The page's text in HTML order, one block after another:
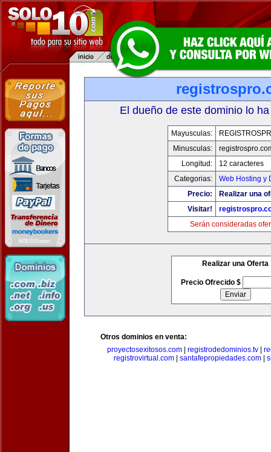
El dueño de este dominio lo
Mayusculas:
Minusculas:
Longitud:
12 caracteres
Categorias:
Web Hosting y
Precio:
Realizar una
Visitar!
Serán consideradas
Realizar una Oferta
Precio Ofrecido $
Otros dominios en venta:
proyectosexitosos.com
registrodedominios.tv
registrovirtual.com
santafepropiedades.com